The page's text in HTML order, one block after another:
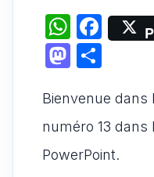
W
h
at
s
A
p
F
a
e
b
o
M
st
o
d
ta
g
er
Bienvenue dans
numéro 13 dans
PowerPoint.